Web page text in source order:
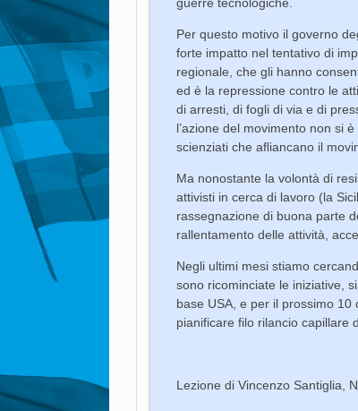
Per questo motivo il governo
forte impatto nel tentativo di
regionale, che gli hanno
ed è la repressione contro le
di arresti, di fogli di via e di
l’azione del movimento non si
scienziati che aﬂiancano il
Ma nonostante la volontà di
attivisti in cerca di lavoro (la
rassegnazione di buona parte
rallentamento delle attività,
Negli ultimi mesi stiamo
sono ricominciate le iniziative,
base USA, e per il prossimo
pianificare filo rilancio capillare
Lezione di Vincenzo Santiglia,